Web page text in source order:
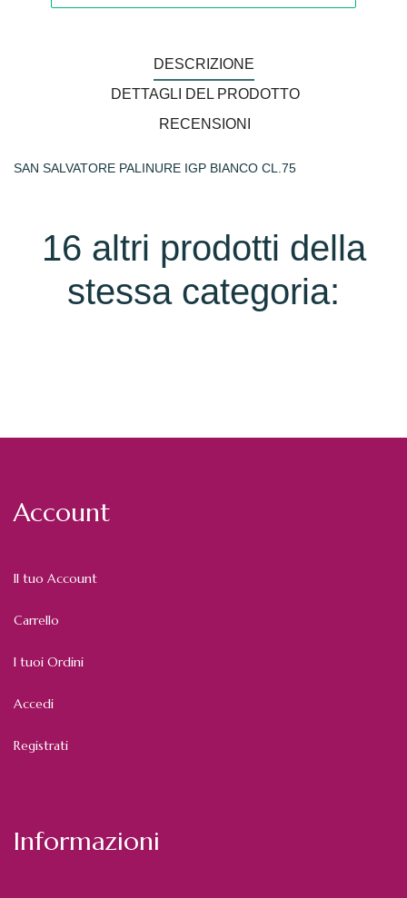
DESCRIZIONE
DETTAGLI DEL PRODOTTO
RECENSIONI
SAN SALVATORE PALINURE IGP BIANCO CL.75
16 altri prodotti della
stessa categoria:
Account
Il tuo Account
Carrello
I tuoi Ordini
Accedi
Registrati
Informazioni